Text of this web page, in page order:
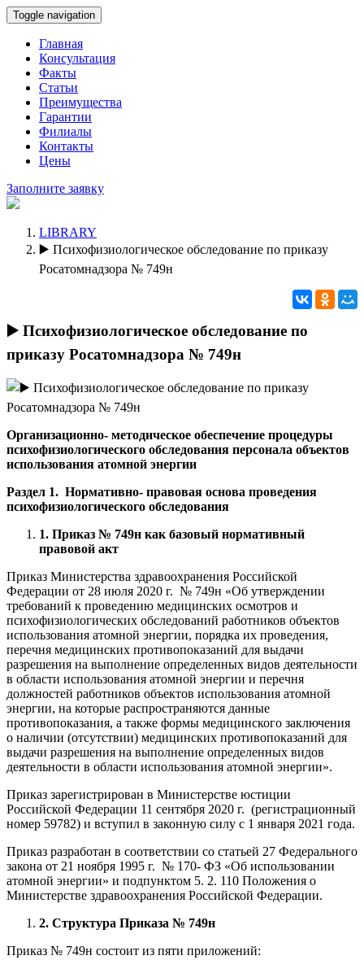
Toggle navigation
Главная
Консультация
Факты
Статьи
Преимущества
Гарантии
Филиалы
Контакты
Цены
Заполните заявку
LIBRARY
▶️ Психофизиологическое обследование по приказу
Росатомнадзора № 749н
▶️ Психофизиологическое обследование по
приказу Росатомнадзора № 749н
Организационно- методическое обеспечение процедуры
психофизиологического обследования персонала объектов
использования атомной энергии
Раздел 1. Нормативно- правовая основа проведения
психофизиологического обследования
1. Приказ № 749н как базовый нормативный
правовой акт
Приказ Министерства здравоохранения Российской
Федерации от 28 июля 2020 г. № 749н «Об утверждении
требований к проведению медицинских осмотров и
психофизиологических обследований работников объектов
использования атомной энергии, порядка их проведения,
перечня медицинских противопоказаний для выдачи
разрешения на выполнение определенных видов деятельности
в области использования атомной энергии и перечня
должностей работников объектов использования атомной
энергии, на которые распространяются данные
противопоказания, а также формы медицинского заключения
о наличии (отсутствии) медицинских противопоказаний для
выдачи разрешения на выполнение определенных видов
деятельности в области использования атомной энергии».
Приказ зарегистрирован в Министерстве юстиции
Российской Федерации 11 сентября 2020 г. (регистрационный
номер 59782) и вступил в законную силу с 1 января 2021 года.
Приказ разработан в соответствии со статьей 27 Федерального
закона от 21 ноября 1995 г. № 170- ФЗ «Об использовании
атомной энергии» и подпунктом 5. 2. 110 Положения о
Министерстве здравоохранения Российской Федерации.
2. Структура Приказа № 749н
Приказ № 749н состоит из пяти приложений: